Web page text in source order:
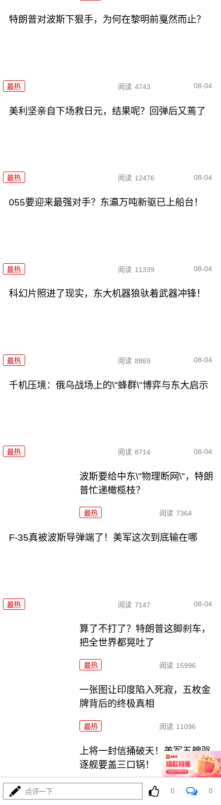
特朗普对波斯下狠手，为何在黎明前戛然而止？
最热 阅读 4743 08-04
美利坚亲自下场救日元，结果呢？回弹后又蔫了
最热 阅读 12476 08-04
055要迎来最强对手？东瀛万吨新驱已上船台！
最热 阅读 11339 08-04
科幻片照进了现实，东大机器狼驮着武器冲锋！
最热 阅读 8869 08-04
千机压境：俄乌战场上的\"蜂群\"博弈与东大启示
最热 阅读 8714 08-04
波斯要给中东\"物理断网\"，特朗
普忙递橄榄枝？
最热 阅读 7364
F-35真被波斯导弹端了！美军这次到底输在哪
最热 阅读 7147 08-04
算了不打了？特朗普这脚刹车，
把全世界都晃吐了
最热 阅读 15996
一张图让印度陷入死寂，五枚金
牌背后的终极真相
最热 阅读 11096
上将一封信捅破天！美军五艘驱
逐舰要盖三口锅！
阅读 7754
点评一下 0 0